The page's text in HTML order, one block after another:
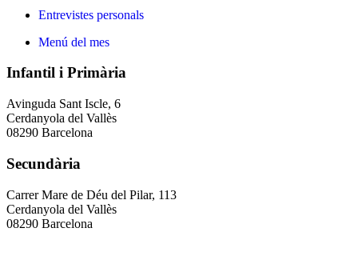
Entrevistes personals
Menú del mes
Infantil i Primària
Avinguda Sant Iscle, 6
Cerdanyola del Vallès
08290 Barcelona
Secundària
Carrer Mare de Déu del Pilar, 113
Cerdanyola del Vallès
08290 Barcelona